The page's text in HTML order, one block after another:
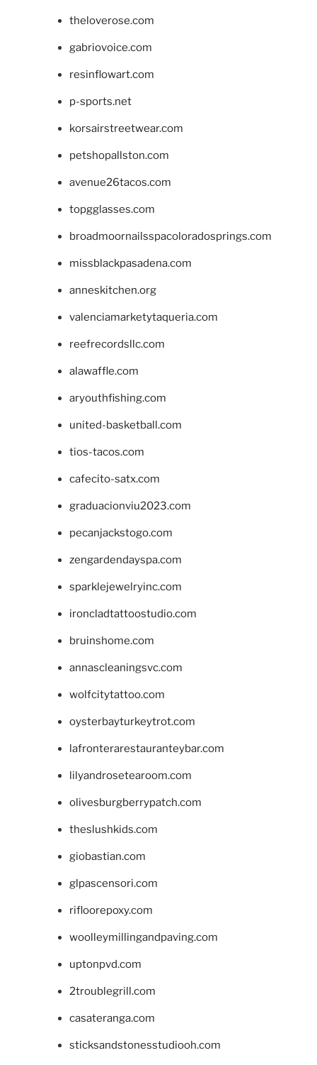
theloverose.com
gabriovoice.com
resinflowart.com
p-sports.net
korsairstreetwear.com
petshopallston.com
avenue26tacos.com
topgglasses.com
broadmoornailsspacoloradosprings.com
missblackpasadena.com
anneskitchen.org
valenciamarketytaqueria.com
reefrecordsllc.com
alawaffle.com
aryouthfishing.com
united-basketball.com
tios-tacos.com
cafecito-satx.com
graduacionviu2023.com
pecanjackstogo.com
zengardendayspa.com
sparklejewelryinc.com
ironcladtattoostudio.com
bruinshome.com
annascleaningsvc.com
wolfcitytattoo.com
oysterbayturkeytrot.com
lafronterarestauranteybar.com
lilyandrosetearoom.com
olivesburgberrypatch.com
theslushkids.com
giobastian.com
glpascensori.com
rifloorepoxy.com
woolleymillingandpaving.com
uptonpvd.com
2troublegrill.com
casateranga.com
sticksandstonesstudiooh.com